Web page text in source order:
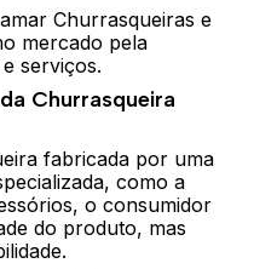
Churrasqueiras e
mercado pela
serviços.
Churrasqueira
fabricada por uma
como a
o consumidor
do produto, mas